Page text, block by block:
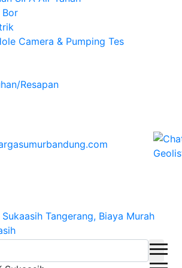
Bor
Camera & Pumping Tes
Resapan
| Pembuatan
Sumur Bor, Geolistrik, Borehole